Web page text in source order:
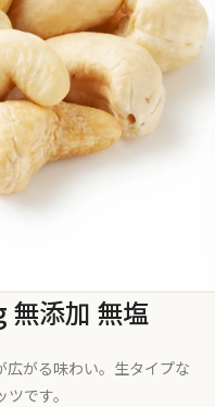
無添加 無塩
広がる味わい。生タイプな
です。